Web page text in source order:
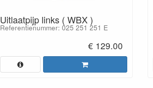
Uitlaatpijp links ( WBX )
Referentienummer: 025 251 251 E
€ 129.00